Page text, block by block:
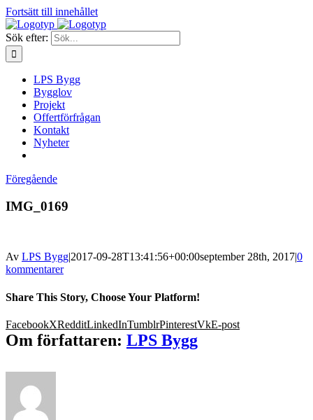
Fortsätt till innehållet
Sök efter:
LPS Bygg
Bygglov
Projekt
Offertförfrågan
Kontakt
Nyheter
Föregående
IMG_0169
Av LPS Bygg|2017-09-28T13:41:56+00:00september 28th, 2017|0
kommentarer
Share This Story, Choose Your Platform!
FacebookXRedditLinkedInTumblrPinterestVkE-post
Om författaren: LPS Bygg